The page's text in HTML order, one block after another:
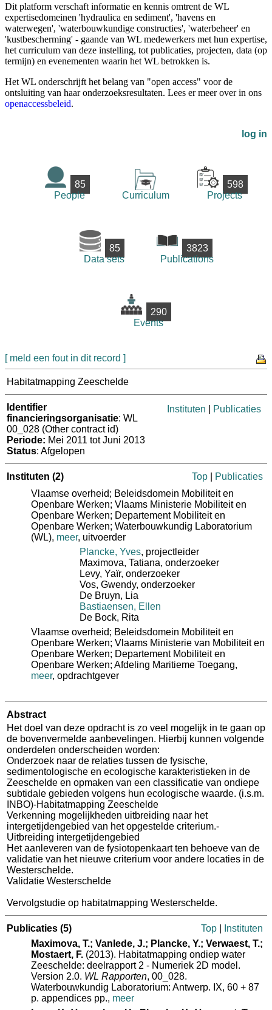
Dit platform verschaft informatie en kennis omtrent de WL
expertisedomeinen 'hydraulica en sediment', 'havens en
waterwegen', 'waterbouwkundige constructies', 'waterbeheer' en
'kustbescherming' - gaande van WL medewerkers met hun expertise,
het curriculum van deze instelling, tot publicaties, projecten, data (op
termijn) en evenementen waarin het WL betrokken is.
Het WL onderschrijft het belang van "open access" voor de
ontsluiting van haar onderzoeksresultaten. Lees er meer over in ons
openaccessbeleid.
log in
85
People
Curriculum
598
Projects
85
Data sets
3823
Publications
290
Events
[ meld een fout in dit record ]
Habitatmapping Zeeschelde
Identifier
financieringsorganisatie: WL
00_028 (Other contract id)
Periode: Mei 2011 tot Juni 2013
Status: Afgelopen
Instituten Publicaties
Instituten (2) Top
Publicaties
Vlaamse overheid; Beleidsdomein Mobiliteit en
Openbare Werken; Vlaams Ministerie Mobiliteit en
Openbare Werken; Departement Mobiliteit en
Openbare Werken; Waterbouwkundig Laboratorium
(WL), meer, uitvoerder
Plancke, Yves, projectleider
Maximova, Tatiana, onderzoeker
Levy, Yaïr, onderzoeker
Vos, Gwendy, onderzoeker
De Bruyn, Lia
Bastiaensen, Ellen
De Bock, Rita
Vlaamse overheid; Beleidsdomein Mobiliteit en
Openbare Werken; Vlaams Ministerie van Mobiliteit en
Openbare Werken; Departement Mobiliteit en
Openbare Werken; Afdeling Maritieme Toegang,
meer, opdrachtgever
Abstract
Het doel van deze opdracht is zo veel mogelijk in te gaan op
de bovenvermelde aanbevelingen. Hierbij kunnen volgende
onderdelen onderscheiden worden:
Onderzoek naar de relaties tussen de fysische,
sedimentologische en ecologische karakteristieken in de
Zeeschelde en opmaken van een classificatie van ondiepe
subtidale gebieden volgens hun ecologische waarde. (i.s.m.
INBO)-Habitatmapping Zeeschelde
Verkenning mogelijkheden uitbreiding naar het
intergetijdengebied van het opgestelde criterium.-
Uitbreiding intergetijdengebied
Het aanleveren van de fysiotopenkaart ten behoeve van de
validatie van het nieuwe criterium voor andere locaties in de
Westerschelde.
Validatie Westerschelde
Vervolgstudie op habitatmapping Westerschelde.
Publicaties (5) Top
Instituten
Maximova, T.; Vanlede, J.; Plancke, Y.; Verwaest, T.;
Mostaert, F. (2013). Habitatmapping ondiep water
Zeeschelde: deelrapport 2 - Numeriek 2D model.
Version 2.0. WL Rapporten, 00_028.
Waterbouwkundig Laboratorium: Antwerp. IX, 60 + 87
p. appendices pp., meer